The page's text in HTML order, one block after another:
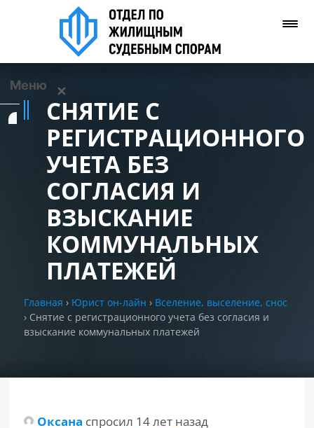
Меню ✕
Задать вопрос
Позвонить нам
СНЯТИЕ С
РЕГИСТРАЦИОННОГО
УЧЕТА БЕЗ
СОГЛАСИЯ И
ВЗЫСКАНИЕ
КОММУНАЛЬНЫХ
ПЛАТЕЖЕЙ
Главная › Юрист он-лайн › Вселение, выселение, снос
› Снятие с регистрационного учета без согласия и
взыскание коммунальных платежей
Оксана спросил 14 лет назад